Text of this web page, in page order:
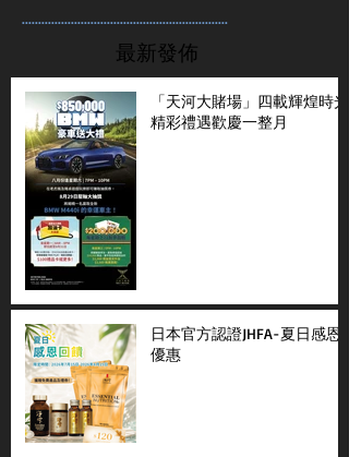
...............................................................
最新發佈
「天河大賭場」四載輝煌時光
精彩禮遇歡慶一整月
日本官方認證JHFA-夏日感恩
優惠